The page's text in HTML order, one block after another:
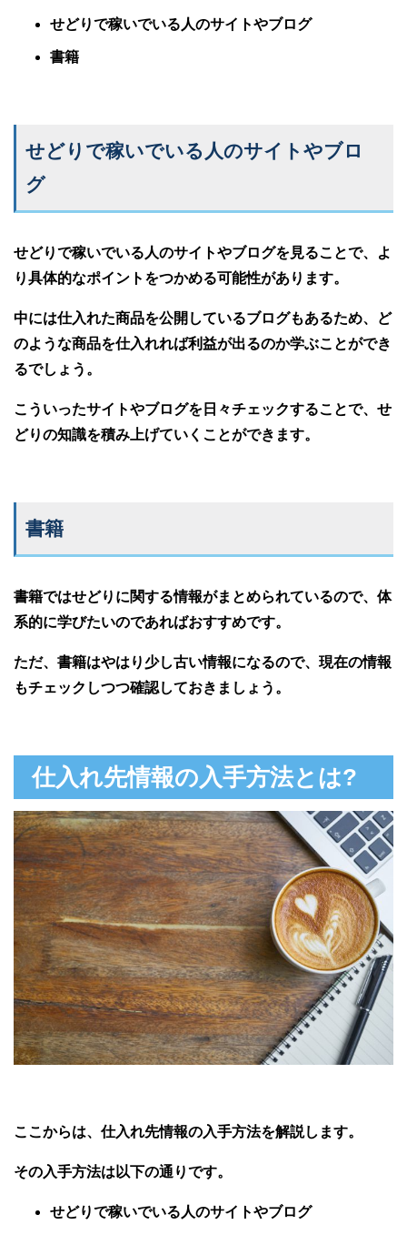
せどりで稼いでいる人のサイトやブログ
書籍
せどりで稼いでいる人のサイトやブロ
グ
せどりで稼いでいる人のサイトやブログを見ることで、よ
り具体的なポイントをつかめる可能性があります。
中には仕入れた商品を公開しているブログもあるため、ど
のような商品を仕入れれば利益が出るのか学ぶことができ
るでしょう。
こういったサイトやブログを日々チェックすることで、せ
どりの知識を積み上げていくことができます。
書籍
書籍ではせどりに関する情報がまとめられているので、体
系的に学びたいのであればおすすめです。
ただ、書籍はやはり少し古い情報になるので、現在の情報
もチェックしつつ確認しておきましょう。
仕入れ先情報の入手方法とは?
ここからは、仕入れ先情報の入手方法を解説します。
その入手方法は以下の通りです。
せどりで稼いでいる人のサイトやブログ